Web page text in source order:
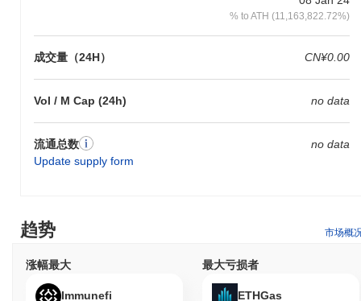
% to ATH (11,163,822.72%)
成交量（24H） CN¥0.00
Vol / M Cap (24h) no data
流通总数
Update supply form
no data
趋势 市场概
涨幅最大
Immunefi
最大亏损者
ETHGas